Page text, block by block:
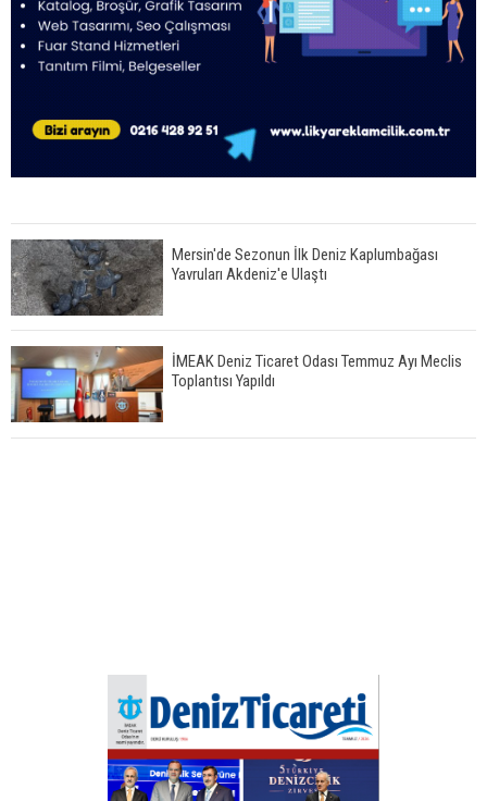
Mersin'de Sezonun İlk Deniz Kaplumbağası
Yavruları Akdeniz'e Ulaştı
İMEAK Deniz Ticaret Odası Temmuz Ayı Meclis
Toplantısı Yapıldı